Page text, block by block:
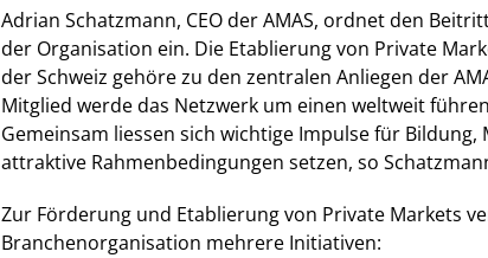
Adrian Schatzmann, CEO der AMAS, ordnet den
der Organisation ein. Die Etablierung von Private
der Schweiz gehöre zu den zentralen Anliegen der
Mitglied werde das Netzwerk um einen weltweit
Gemeinsam liessen sich wichtige Impulse für
attraktive Rahmenbedingungen setzen, so
Zur Förderung und Etablierung von Private Markets
Branchenorganisation mehrere Initiativen: